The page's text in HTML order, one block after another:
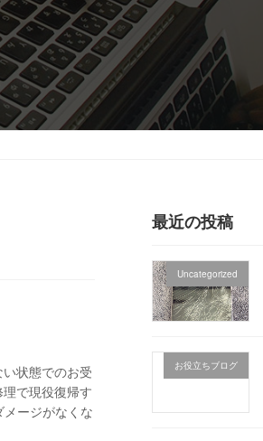
TOPお知らせサービス紹介アクセス
状態でのお受
で現役復帰す
ージがなくな
最近の投稿
Uncategorized
お役立ちブログ